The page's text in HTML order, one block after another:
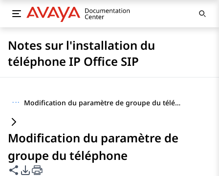
Notes sur l'installation du
téléphone IP Office SIP
··· Modification du paramètre de groupe du téléphone
Modification du paramètre de
groupe du téléphone
Partager cette page
Options d'exportation PDF